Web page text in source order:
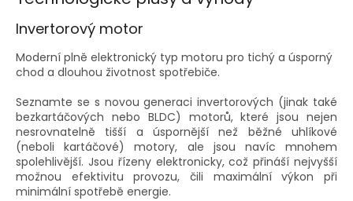
Invertorový motor
Moderní plně elektronický typ motoru pro tichý a úsporný
chod a dlouhou životnost spotřebiče.
Seznamte se s novou generaci invertorových (jinak také
bezkartáčových nebo BLDC) motorů, které jsou nejen
nesrovnatelně tišší a úspornější než běžné uhlíkové
(neboli kartáčové) motory, ale jsou navíc mnohem
spolehlivější. Jsou řízeny elektronicky, což přináší nejvyšší
možnou efektivitu provozu, čili maximální výkon při
minimální spotřebě energie.